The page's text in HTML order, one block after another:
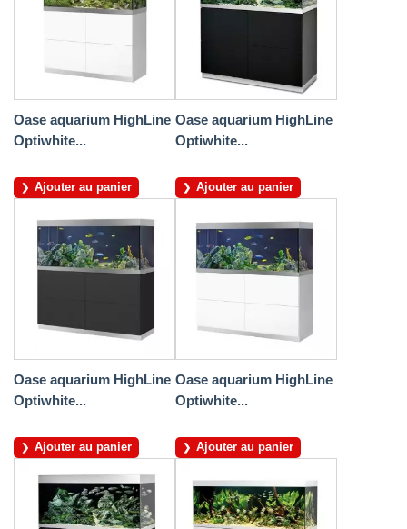
Oase aquarium HighLine
Optiwhite...
Ajouter au panier
Oase aquarium HighLine
Optiwhite...
Ajouter au panier
Oase aquarium HighLine
Optiwhite...
Ajouter au panier
Oase aquarium HighLine
Optiwhite...
Ajouter au panier